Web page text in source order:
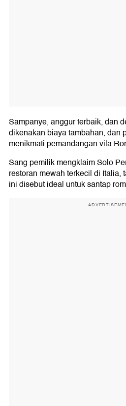
Sampanye, anggur terbaik, dan
dikenakan biaya tambahan, dan
menikmati pemandangan vila
Sang pemilik mengklaim Solo
restoran mewah terkecil di Italia,
ini disebut ideal untuk santap